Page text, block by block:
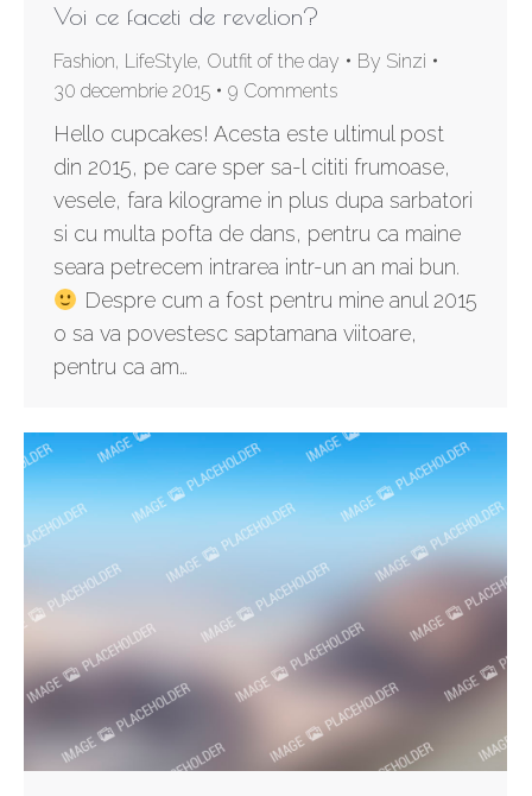
Voi ce faceti de revelion?
Fashion, LifeStyle, Outfit of the day By Sinzi
30 decembrie 2015
9 Comments
Hello cupcakes! Acesta este ultimul post
din 2015, pe care sper sa-l cititi frumoase,
vesele, fara kilograme in plus dupa sarbatori
si cu multa pofta de dans, pentru ca maine
seara petrecem intrarea intr-un an mai bun.
Despre cum a fost pentru mine anul 2015
o sa va povestesc saptamana viitoare,
pentru ca am…